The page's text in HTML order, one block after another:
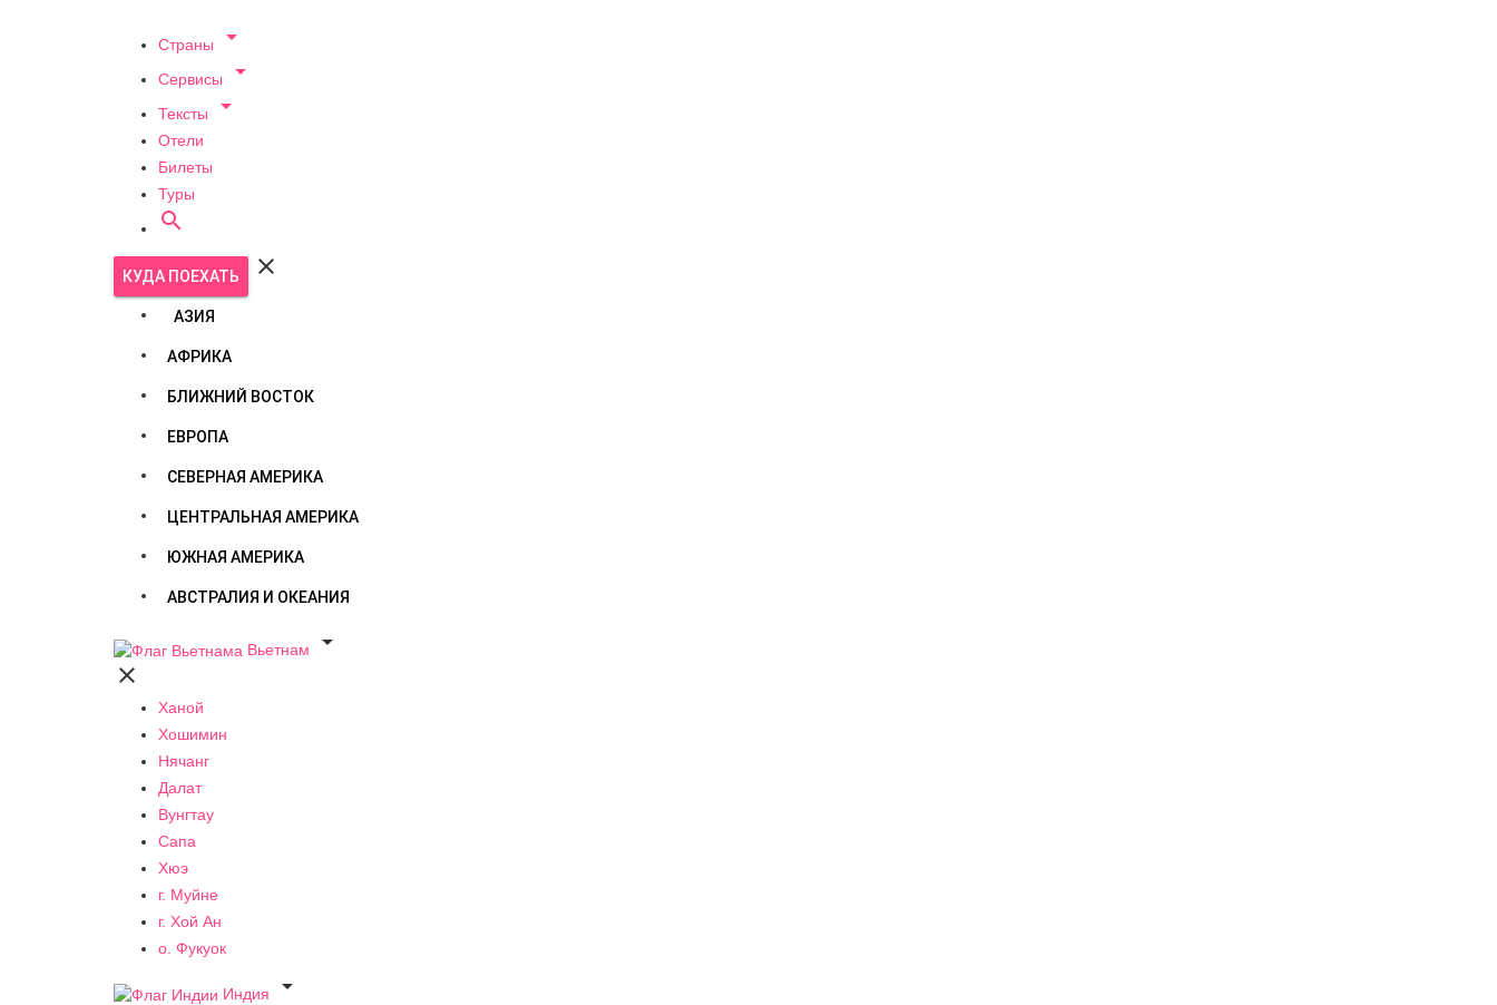
Страны 
Сервисы 
Тексты 
Отели
Билеты
Туры

КУДА ПОЕХАТЬ 
АЗИЯ
АФРИКА
БЛИЖНИЙ ВОСТОК
ЕВРОПА
СЕВЕРНАЯ АМЕРИКА
ЦЕНТРАЛЬНАЯ АМЕРИКА
ЮЖНАЯ АМЕРИКА
АВСТРАЛИЯ И ОКЕАНИЯ
Вьетнам


Ханой
Хошимин
Нячанг
Далат
Вунгтау
Сапа
Хюэ
г. Муйне
г. Хой Ан
о. Фукуок
Индия
